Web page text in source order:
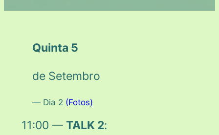
Quinta 5
de Setembro
— Dia 2 (Fotos)
11:00 — TALK 2: